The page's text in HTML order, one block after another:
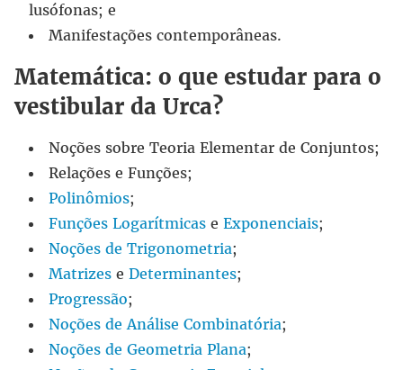
lusófonas; e
Manifestações contemporâneas.
Matemática: o que estudar para o
vestibular da Urca?
Noções sobre Teoria Elementar de Conjuntos;
Relações e Funções;
Polinômios;
Funções Logarítmicas e Exponenciais;
Noções de Trigonometria;
Matrizes e Determinantes;
Progressão;
Noções de Análise Combinatória;
Noções de Geometria Plana;